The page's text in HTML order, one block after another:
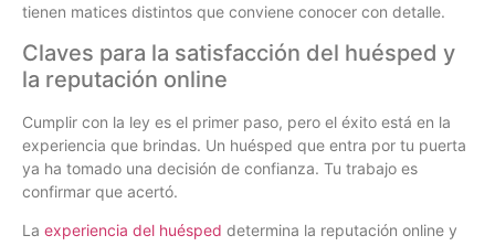
tienen matices distintos que conviene conocer con detalle.
Claves para la satisfacción del huésped y
la reputación online
Cumplir con la ley es el primer paso, pero el éxito está en la
experiencia que brindas. Un huésped que entra por tu puerta
ya ha tomado una decisión de confianza. Tu trabajo es
confirmar que acertó.
La experiencia del huésped determina la reputación online y